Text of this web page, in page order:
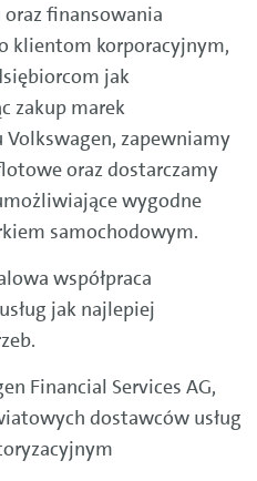
finansowania
klientom korporacyjnym,
jak
zakup marek
zapewniamy
oraz dostarczamy
wygodne
samochodowym.
współpraca
jak najlepiej
Financial Services AG,
dostawców usług